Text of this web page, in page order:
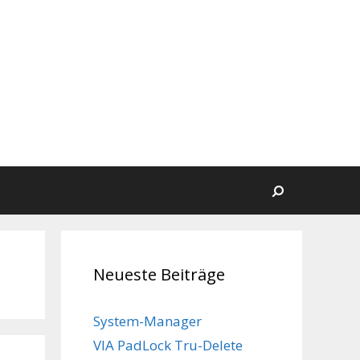
Suchen
Neueste Beiträge
System-Manager
VIA PadLock Tru-Delete